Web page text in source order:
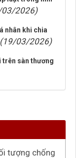
2026)
nhân khi chia
(19/03/2026)
trên sàn thương
tượng chống